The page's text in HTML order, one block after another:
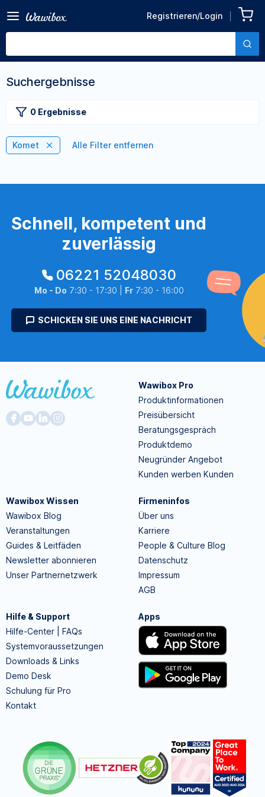
Registrieren/Login
Suchergebnisse
0 Ergebnisse
Komet Alle Filter entfernen
Schnell, kompetent und
zuverlässig
06221 52048030
Mo - Do 7:30 - 17:30 | Fr7:30 - 16:00
SCHICKEN SIE UNS EINE NACHRICHT
Wawibox Pro
Produktinformationen
Preisübersicht
Beratungsgespräch
Produktdemo
Neugründer Angebot
Kunden werben Kunden
Wawibox Wissen
Wawibox Blog
Veranstaltungen
Guides & Leitfäden
Newsletter abonnieren
Unser Partnernetzwerk
Firmeninfos
Über uns
Karriere
People & Culture Blog
Datenschutz
Impressum
AGB
Hilfe & Support
Hilfe-Center | FAQs
Systemvoraussetzungen
Downloads & Links
Demo Desk
Schulung für Pro
Kontakt
Apps